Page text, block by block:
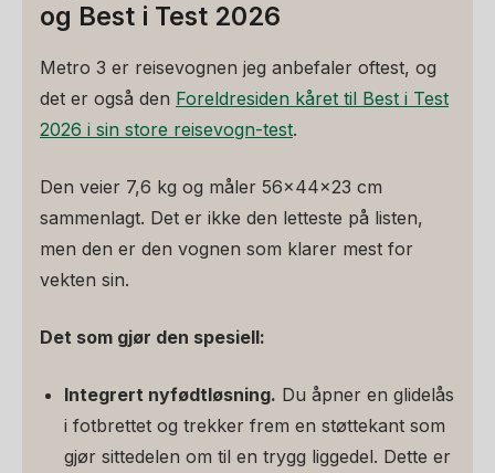
og Best i Test 2026
Metro 3 er reisevognen jeg anbefaler oftest, og
det er også den Foreldresiden kåret til Best i Test
2026 i sin store reisevogn-test.
Den veier 7,6 kg og måler 56x44x23 cm
sammenlagt. Det er ikke den letteste på listen,
men den er den vognen som klarer mest for
vekten sin.
Det som gjør den spesiell:
Integrert nyfødtløsning. Du åpner en glidelås
i fotbrettet og trekker frem en støttekant som
gjør sittedelen om til en trygg liggedel. Dette er